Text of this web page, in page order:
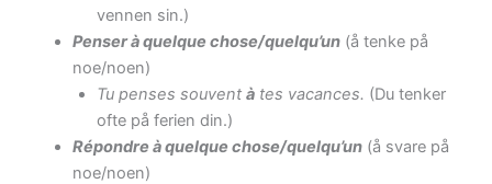
vennen sin.)
Penser à quelque chose/quelqu’un (å tenke på
noe/noen)
Tu penses souventà tes vacances. (Du tenker
ofte på ferien din.)
Répondre à quelque chose/quelqu’un (å svare på
noe/noen)